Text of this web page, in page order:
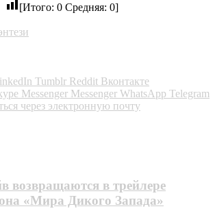
[Итого: 0Средняя: 0]
Tumblr Reddit Вконтакте
Messenger Messenger WhatsApp Telegram
через электронную почту
возвращаются в трейлере
«Мира Дикого Запада»